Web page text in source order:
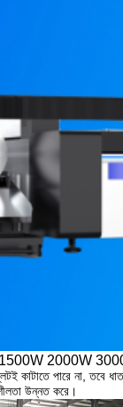
2000W
কাটাতে পারে না, তবে
উন্নত করে।